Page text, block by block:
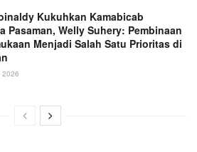
Kukuhkan Kamabicab
Pasaman, Welly Suhery: Pembinaan
Menjadi Salah Satu Prioritas di
2026